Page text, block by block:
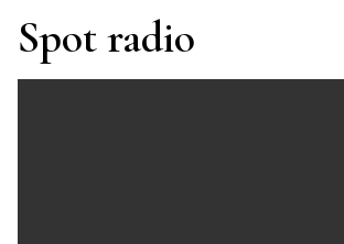
Spot radio